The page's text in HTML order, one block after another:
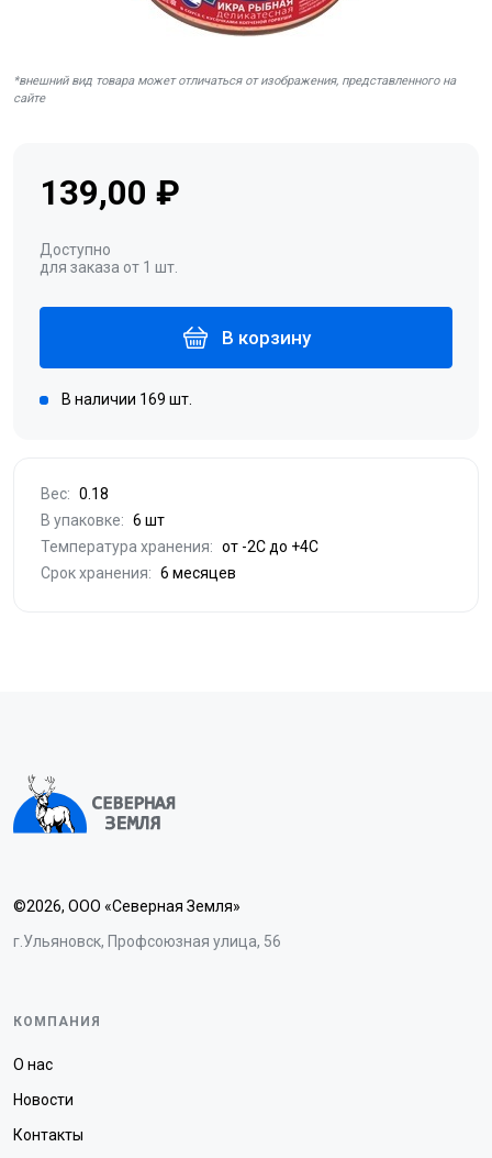
*внешний вид товара может отличаться от изображения, представленного на
сайте
139,00 ₽
Доступно
для заказа от 1 шт.
В корзину
В наличии 169 шт.
Вес: 0.18
В упаковке: 6 шт
Температура хранения: от -2С до +4С
Срок хранения: 6 месяцев
©2026, ООО «Северная Земля»
г.Ульяновск, Профсоюзная улица, 56
КОМПАНИЯ
О нас
Новости
Контакты